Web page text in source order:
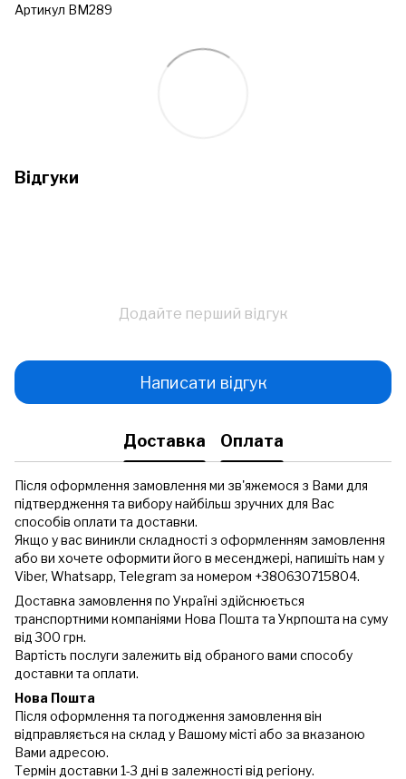
Артикул ВМ289
Відгуки
Додайте перший відгук
Написати відгук
Доставка Оплата
Після оформлення замовлення ми зв'яжемося з Вами для
підтвердження та вибору найбільш зручних для Вас
способів оплати та доставки.
Якщо у вас виникли складності з оформленням замовлення
або ви хочете оформити його в месенджері, напишіть нам у
Viber, Whatsapp, Telegram за номером +380630715804.
Доставка замовлення по Україні здійснюється
транспортними компаніями Нова Пошта та Укрпошта на суму
від 300 грн.
Вартість послуги залежить від обраного вами способу
доставки та оплати.
Нова Пошта
Після оформлення та погодження замовлення він
відправляється на склад у Вашому місті або за вказаною
Вами адресою.
Термін доставки 1-3 дні в залежності від регіону.